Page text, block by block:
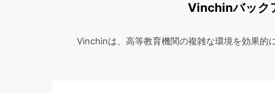
Vinchinバック
Vinchinは、高等教育機関の複雑な環境を効果的